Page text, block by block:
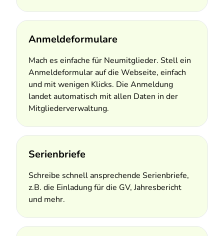
Anmeldeformulare
Mach es einfache für Neumitglieder. Stell ein
Anmeldeformular auf die Webseite, einfach
und mit wenigen Klicks. Die Anmeldung
landet automatisch mit allen Daten in der
Mitgliederverwaltung.
Serienbriefe
Schreibe schnell ansprechende Serienbriefe,
z.B. die Einladung für die GV, Jahresbericht
und mehr.